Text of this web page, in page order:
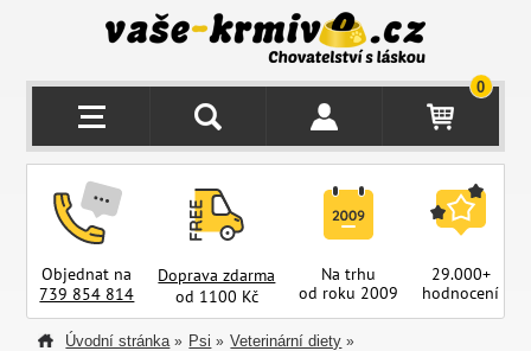
0
Objednat na
739 854 814
Doprava zdarma
od 1100 Kč
Na trhu
od roku 2009
29.000+
hodnocení
Úvodní stránka » Psi » Veterinární diety »